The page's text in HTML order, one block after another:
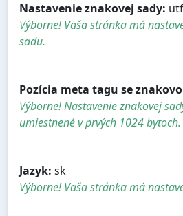
Nastavenie znakovej sady:
Výborne! Vaša stránka má
sadu.
Pozícia meta tagu se
Výborne! Nastavenie znakovej
umiestnené v prvých 1024 bytoch.
Jazyk: sk
Výborne! Vaša stránka má